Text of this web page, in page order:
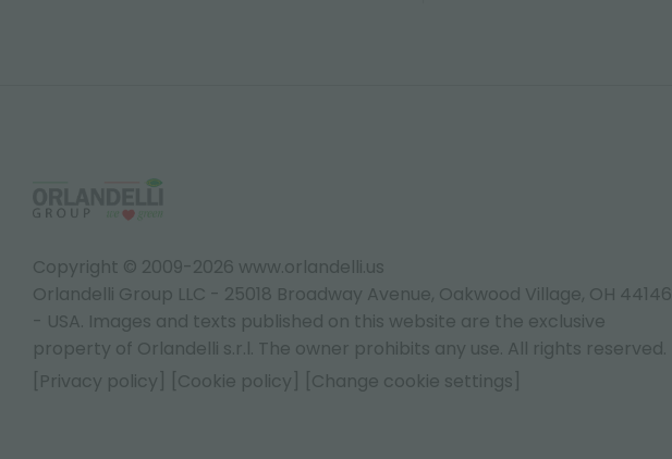
Copyright © 2009-2026 www.orlandelli.us
Orlandelli Group LLC - 25018 Broadway Avenue, Oakwood Village, OH 44146
- USA. Images and texts published on this website are the exclusive
property of Orlandelli s.r.l. The owner prohibits any use. All rights reserved.
[Privacy policy]
[Cookie policy] [Change cookie settings]